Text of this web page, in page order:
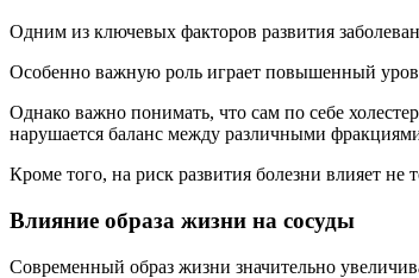
Одним из ключевых факторов развития
Особенно важную роль играет повышенный
Однако важно понимать, что сам по себе
нарушается баланс между различными
Кроме того, на риск развития болезни влияет
Влияние образа жизни на сосуды
Современный образ жизни значительно